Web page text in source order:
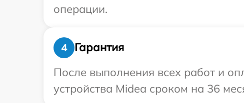
операции.
4
Гарантия
После выполнения всех работ и
устройства Midea сроком на 36